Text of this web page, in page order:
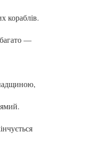
кораблів.
—